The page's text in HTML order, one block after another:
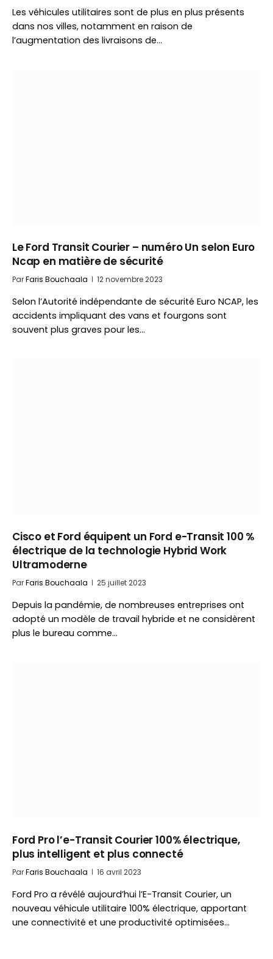
Les véhicules utilitaires sont de plus en plus présents
dans nos villes, notamment en raison de
l’augmentation des livraisons de…
Le Ford Transit Courier – numéro Un selon Euro
Ncap en matière de sécurité
ParFaris Bouchaala 12 novembre 2023
Selon l’Autorité indépendante de sécurité Euro NCAP, les
accidents impliquant des vans et fourgons sont
souvent plus graves pour les…
Cisco et Ford équipent un Ford e-Transit 100 %
électrique de la technologie Hybrid Work
Ultramoderne
ParFaris Bouchaala 25 juillet 2023
Depuis la pandémie, de nombreuses entreprises ont
adopté un modèle de travail hybride et ne considèrent
plus le bureau comme…
Ford Pro l’e-Transit Courier 100% électrique,
plus intelligent et plus connecté
ParFaris Bouchaala 16 avril 2023
Ford Pro a révélé aujourd’hui l’E-Transit Courier, un
nouveau véhicule utilitaire 100% électrique, apportant
une connectivité et une productivité optimisées…